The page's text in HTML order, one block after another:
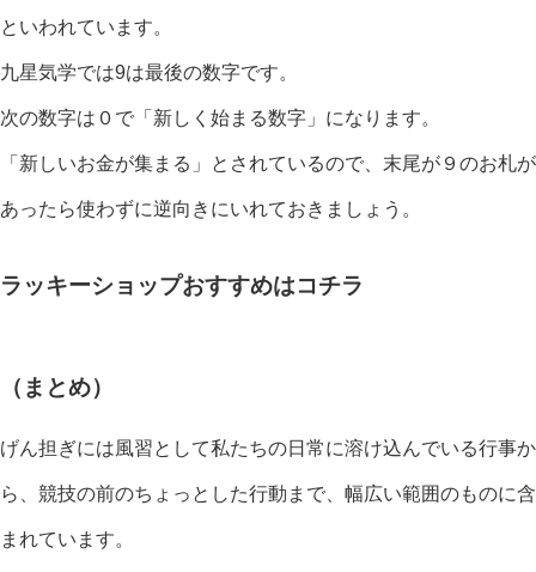
といわれています。
九星気学では9は最後の数字です。
次の数字は０で「新しく始まる数字」になります。
「新しいお金が集まる」とされているので、末尾が９のお札が
あったら使わずに逆向きにいれておきましょう。
ラッキーショップおすすめはコチラ
（まとめ）
げん担ぎには風習として私たちの日常に溶け込んでいる行事か
ら、競技の前のちょっとした行動まで、幅広い範囲のものに含
まれています。